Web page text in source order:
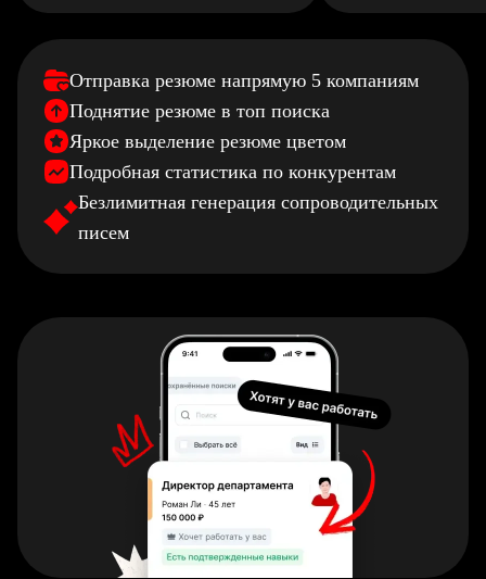
Отправка резюме напрямую 5 компаниям
Поднятие резюме в топ поиска
Яркое выделение резюме цветом
Подробная статистика по конкурентам
Безлимитная генерация сопроводительных
писем